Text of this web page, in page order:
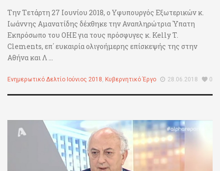
Την Tετάρτη 27 Ιουνίου 2018, ο Υφυπουργός Εξωτερικών κ.
Ιωάννης Αμανατίδης δέχθηκε την Αναπληρώτρια Ύπατη
Εκπρόσωπο του ΟΗΕ για τους πρόσφυγες κ. Kelly T.
Clements, επ΄ ευκαιρία ολιγοήμερης επίσκεψής της στην
Αθήνα και Λ ...
Ενημερωτικό Δελτίο Ιούνιος 2018, Κυβερνητικό Έργο 28.06.2018 0